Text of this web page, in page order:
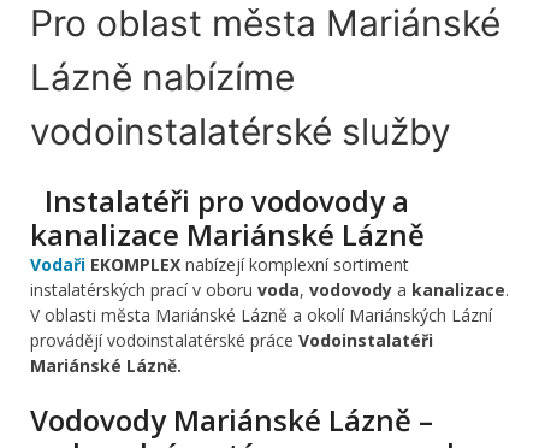
Pro oblast města Mariánské
Lázně nabízíme
vodoinstalatérské služby
Instalatéři pro vodovody a
kanalizace Mariánské Lázně
Vodaři EKOMPLEX nabízejí komplexní sortiment
instalatérských prací v oboru voda, vodovody a kanalizace.
V oblasti města Mariánské Lázně a okolí Mariánských Lázní
provádějí vodoinstalatérské práce Vodoinstalatéři
Mariánské Lázně.
Vodovody Mariánské Lázně –